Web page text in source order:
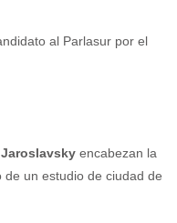
al Parlasur por el
encabezan la
de un estudio de ciudad de